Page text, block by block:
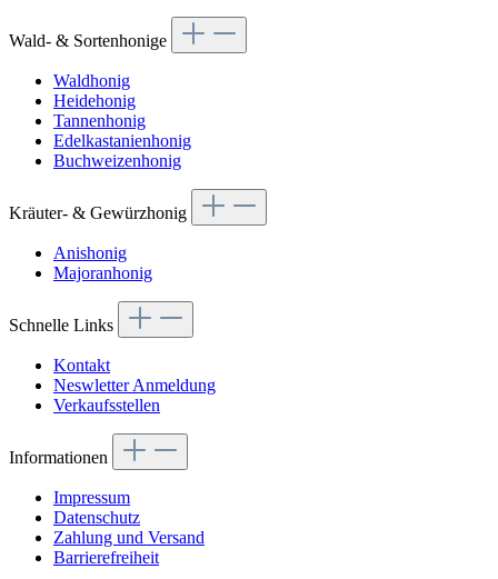
Wald- & Sortenhonige
Waldhonig
Heidehonig
Tannenhonig
Edelkastanienhonig
Buchweizenhonig
Kräuter- & Gewürzhonig
Anishonig
Majoranhonig
Schnelle Links
Kontakt
Neswletter Anmeldung
Verkaufsstellen
Informationen
Impressum
Datenschutz
Zahlung und Versand
Barrierefreiheit